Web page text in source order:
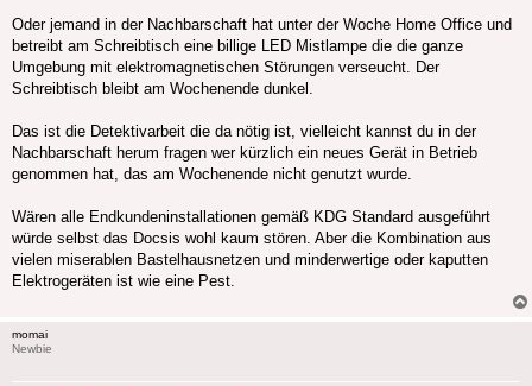
Oder jemand in der Nachbarschaft hat unter der Woche Home Office und
betreibt am Schreibtisch eine billige LED Mistlampe die die ganze
Umgebung mit elektromagnetischen Störungen verseucht. Der
Schreibtisch bleibt am Wochenende dunkel.
Das ist die Detektivarbeit die da nötig ist, vielleicht kannst du in der
Nachbarschaft herum fragen wer kürzlich ein neues Gerät in Betrieb
genommen hat, das am Wochenende nicht genutzt wurde.
Wären alle Endkundeninstallationen gemäß KDG Standard ausgeführt
würde selbst das Docsis wohl kaum stören. Aber die Kombination aus
vielen miserablen Bastelhausnetzen und minderwertige oder kaputten
Elektrogeräten ist wie eine Pest.
momai
Newbie